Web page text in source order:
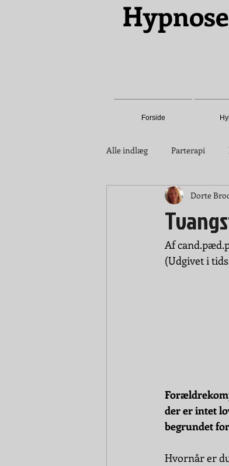
Forside
Alle indlæg Parterapi
Dorte
Af
(Udgivet i
der er intet
begrundet
Hvornår er